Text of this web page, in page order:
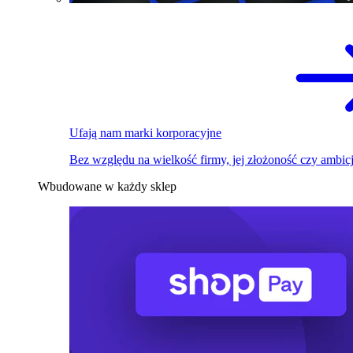
Ufają nam marki korporacyjne
Bez względu na wielkość firmy, jej złożoność czy
Wbudowane w każdy sklep